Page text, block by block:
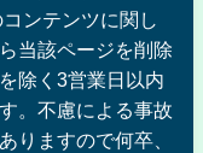
ンテンツに関し
当該ページを削除
除く3営業日以内
。不慮による事故
りますので何卒、